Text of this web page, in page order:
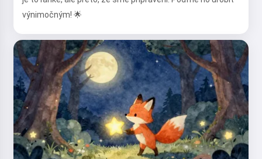
výnimočným! 🌟